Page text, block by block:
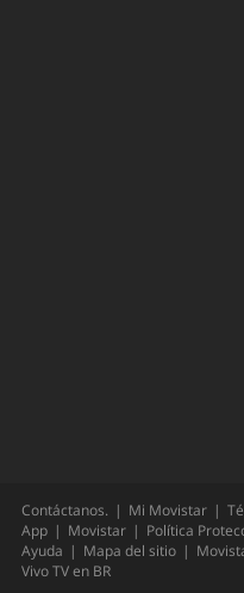
Contáctanos. Mi Movistar
App
Movistar Política
Ayuda
Mapa del sitio
Vivo TV en BR